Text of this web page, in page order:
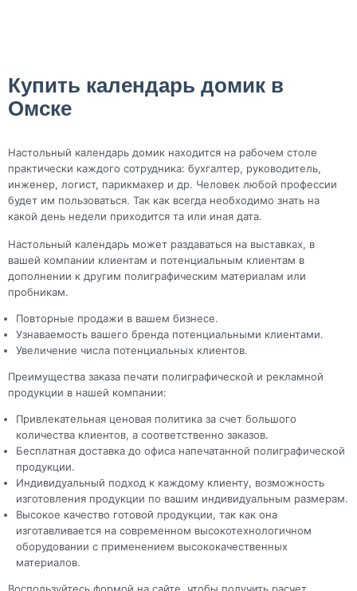
Купить календарь домик в
Омске
Настольный календарь домик находится на рабочем столе
практически каждого сотрудника: бухгалтер, руководитель,
инженер, логист, парикмахер и др. Человек любой профессии
будет им пользоваться. Так как всегда необходимо знать на
какой день недели приходится та или иная дата.
Настольный календарь может раздаваться на выставках, в
вашей компании клиентам и потенциальным клиентам в
дополнении к другим полиграфическим материалам или
пробникам.
Повторные продажи в вашем бизнесе.
Узнаваемость вашего бренда потенциальными клиентами.
Увеличение числа потенциальных клиентов.
Преимущества заказа печати полиграфической и рекламной
продукции в нашей компании:
Привлекательная ценовая политика за счет большого
количества клиентов, а соответственно заказов.
Бесплатная доставка до офиса напечатанной полиграфической
продукции.
Индивидуальный подход к каждому клиенту, возможность
изготовления продукции по вашим индивидуальным размерам.
Высокое качество готовой продукции, так как она
изготавливается на современном высокотехнологичном
оборудовании с применением высококачественных
материалов.